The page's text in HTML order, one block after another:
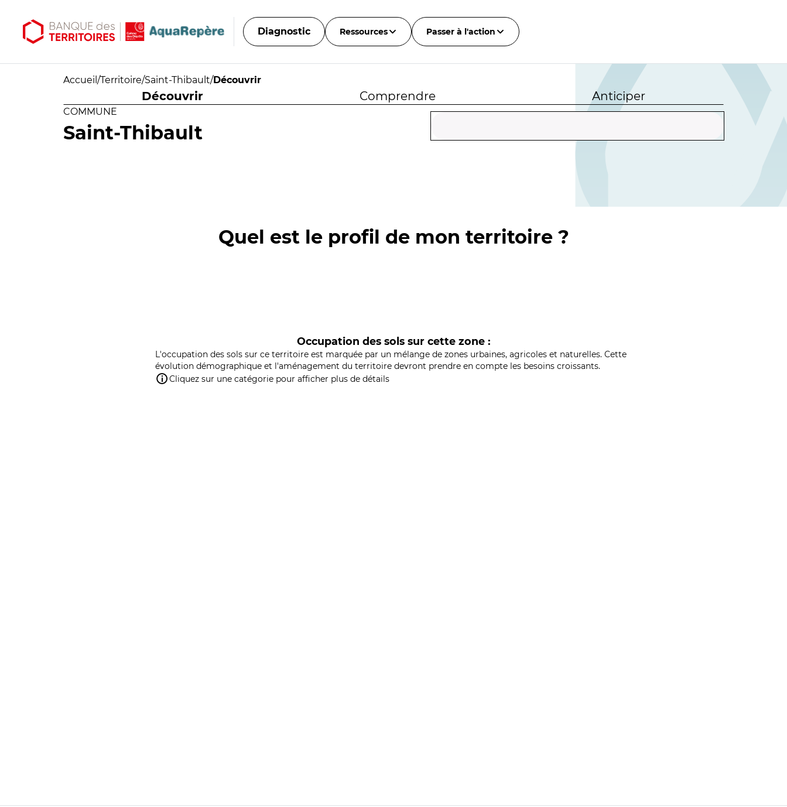
Diagnostic Ressources Passer à l'action
Accueil /Territoire/Saint-Thibault/Découvrir
Découvrir Comprendre Anticiper
COMMUNE
Saint-Thibault
Quel est le profil de mon territoire ?
Occupation des sols sur cette zone :
L'occupation des sols sur ce territoire est marquée par un mélange de zones urbaines, agricoles et naturelles. Cette
évolution démographique et l'aménagement du territoire devront prendre en compte les besoins croissants.
Cliquez sur une catégorie pour afficher plus de détails